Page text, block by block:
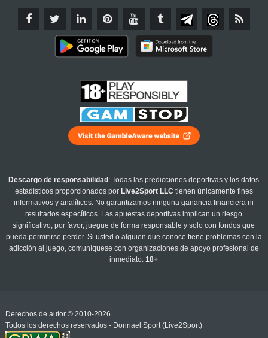
Descargo de responsabilidad : Todas las predicciones deportivas y los datos
estadísticos proporcionados por Live2Sport LLC tienen únicamente fines
informativos y analíticos. No garantizamos ninguna ganancia financiera ni
resultados específicos. Las apuestas deportivas implican un riesgo
significativo; por favor, juegue de forma responsable y solo con fondos que
pueda permitirse perder. Si usted o alguien que conoce tiene problemas con la
adicción al juego, comuníquese con organizaciones de apoyo profesional de
inmediato.18+
Derechos de autor © 2010-2026
Todos los derechos reservados - Donnael Sport (Live2Sport)